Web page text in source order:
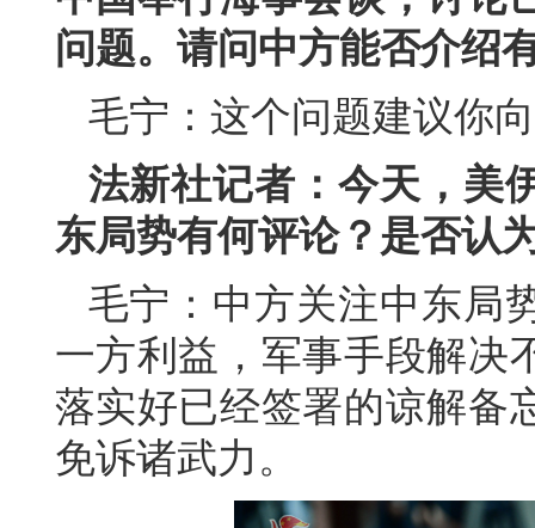
问题。请问中方能否介绍
毛宁：这个问题建议你
法新社记者：今天，美
东局势有何评论？是否认
毛宁：中方关注中东局
一方利益，军事手段解决
落实好已经签署的谅解备
免诉诸武力。